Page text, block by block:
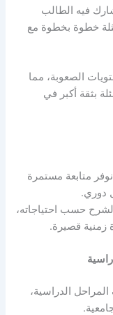
فيه الطالب
خطوة بخطوة مع
الصعوبة، مما
بثقة أكبر في
نوفر متابعة مستمرة
دوري.
حسب احتياجاته،
زمنية قصيرة.
الدراسية،